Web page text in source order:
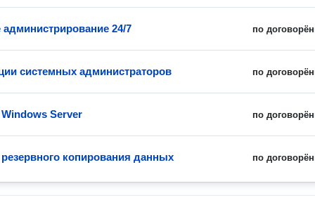
по
24/7
по
системных администраторов
по
Server
по
копирования данных